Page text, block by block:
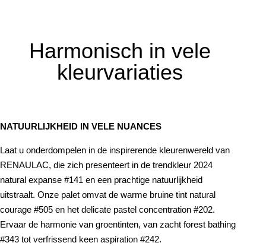
Harmonisch in vele
kleurvariaties
NATUURLIJKHEID IN VELE NUANCES
Laat u onderdompelen in de inspirerende kleurenwereld van
RENAULAC, die zich presenteert in de trendkleur 2024
natural expanse #141 en een prachtige natuurlijkheid
uitstraalt. Onze palet omvat de warme bruine tint natural
courage #505 en het delicate pastel concentration #202.
Ervaar de harmonie van groentinten, van zacht forest bathing
#343 tot verfrissend keen aspiration #242.